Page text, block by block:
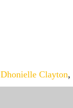
Dhonielle Clayton,